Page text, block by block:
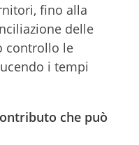
fino alla
delle
controllo le
i tempi
che può